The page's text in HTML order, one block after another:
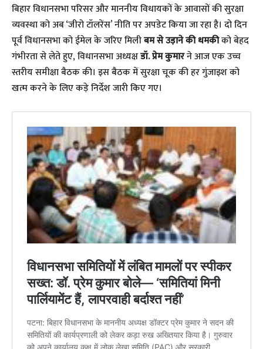
​बिहार विधानसभा परिसर और माननीय विधायकों के आवासों की सुरक्षा
व्यवस्था को अब ‘जीरो टॉलरेंस’ नीति पर अपडेट किया जा रहा है। दो दिन
पूर्व विधानसभा को ईमेल के जरिए मिलीबम से उड़ाने की धमकीको बेहद
गंभीरता से लेते हुए, विधानसभा अध्यक्षडॉ. प्रेम कुमारने आज एक उच्च
स्तरीय समीक्षा बैठक की। इस बैठक में सुरक्षा चूक की हर गुंजाइश को
खत्म करने के लिए कड़े निर्देश जारी किए गए।